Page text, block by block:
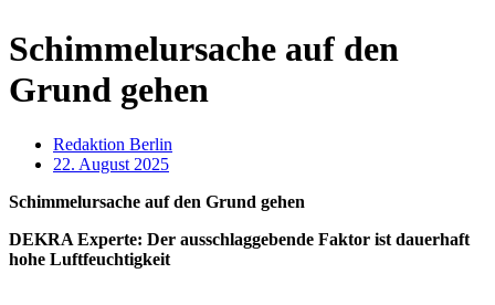
Schimmelursache auf den
Grund gehen
Redaktion Berlin
22. August 2025
Schimmelursache auf den Grund gehen
DEKRA Experte: Der ausschlaggebende Faktor ist dauerhaft
hohe Luftfeuchtigkeit